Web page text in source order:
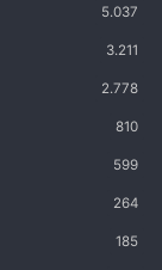
5.037
3.211
2.778
810
599
264
185